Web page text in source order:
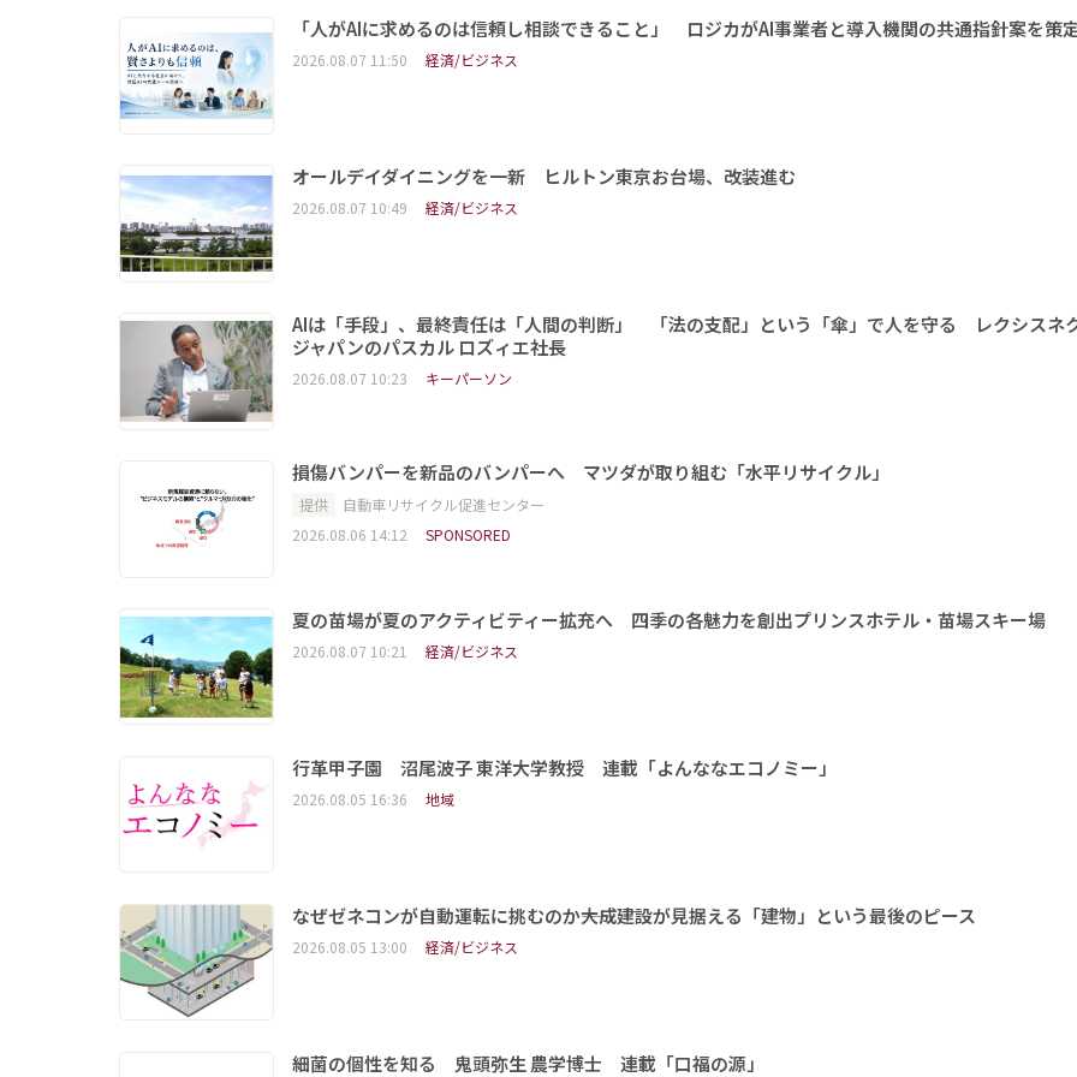
「人がAIに求めるのは信頼し相談できること」 ロジカがAI事業者と導入機関の共通指針案を策
2026.08.07 11:50 経済/ビジネス
オールデイダイニングを一新 ヒルトン東京お台場、改装進む
2026.08.07 10:49 経済/ビジネス
AIは「手段」、最終責任は「人間の判断」 「法の支配」という「傘」で人を守る レクシスネ
ジャパンのパスカル ロズィエ社長
2026.08.07 10:23 キーパーソン
損傷バンパーを新品のバンパーへ マツダが取り組む「水平リサイクル」
提供
自動車リサイクル促進センター
2026.08.06 14:12
SPONSORED
夏の苗場が夏のアクティビティー拡充へ 四季の各魅力を創出プリンスホテル・苗場スキー場
2026.08.07 10:21 経済/ビジネス
行革甲子園 沼尾波子 東洋大学教授 連載「よんななエコノミー」
2026.08.05 16:36 地域
なぜゼネコンが自動運転に挑むのか――大成建設が見据える「建物」という最後のピース
2026.08.05 13:00 経済/ビジネス
細菌の個性を知る 鬼頭弥生 農学博士 連載「口福の源」